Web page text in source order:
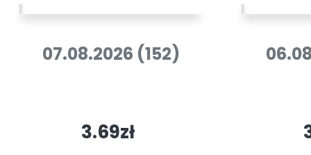
07.08.2026 (152)
3.69zł